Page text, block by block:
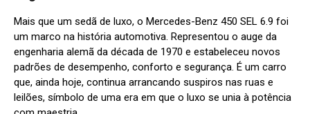
Mais que um sedã de luxo, o Mercedes-Benz 450 SEL 6.9 foi
um marco na história automotiva. Representou o auge da
engenharia alemã da década de 1970 e estabeleceu novos
padrões de desempenho, conforto e segurança. É um carro
que, ainda hoje, continua arrancando suspiros nas ruas e
leilões, símbolo de uma era em que o luxo se unia à potência